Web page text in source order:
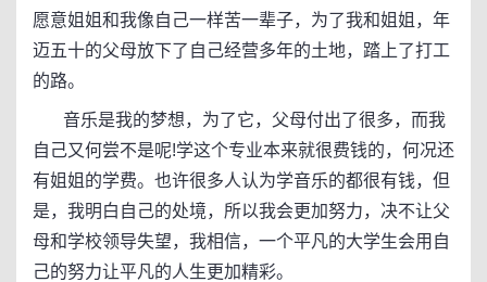
愿意姐姐和我像自己一样苦一辈子，为了我和姐姐，年
迈五十的父母放下了自己经营多年的土地，踏上了打工
的路。
音乐是我的梦想，为了它，父母付出了很多，而我
自己又何尝不是呢!学这个专业本来就很费钱的，何况还
有姐姐的学费。也许很多人认为学音乐的都很有钱，但
是，我明白自己的处境，所以我会更加努力，决不让父
母和学校领导失望，我相信，一个平凡的大学生会用自
己的努力让平凡的人生更加精彩。